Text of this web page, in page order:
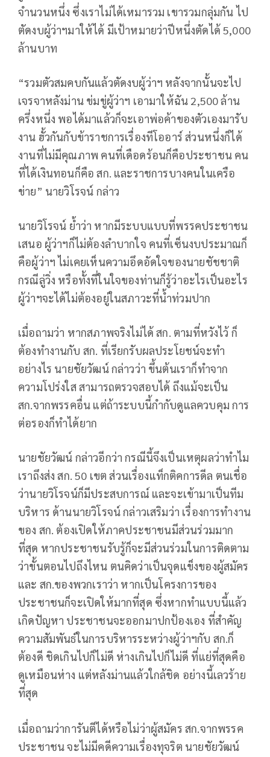
จำนวนหนึ่ง ซึ่งเราไม่ได้เหมารวม เขารวมกลุ่มกัน ไป
ตัดงบผู้ว่าฯมาให้ได้ มีเป้าหมายว่าปีหนึ่งตัดได้ 5,000
ล้านบาท
“รวมตัวสมคบกันแล้วตัดงบผู้ว่าฯ หลังจากนั้นจะไป
เจรจาหลังม่าน ข่มขู่ผู้ว่าฯ เอามาให้ฉัน 2,500 ล้าน
ครึ่งหนึ่ง พอได้มาแล้วก็จะเอาพ่อค้าของตัวเองมารับ
งาน ฮั้วกันกับข้าราชการเรื่องทีโออาร์ ส่วนหนึ่งก็ได้
งานที่ไม่มีคุณภาพ คนที่เดือดร้อนก็คือประชาชน คน
ที่ได้เงินทอนก็คือ สก. และราชการบางคนในเครือ
ข่าย” นายวิโรจน์ กล่าว
นายวิโรจน์ ย้ำว่า หากมีระบบแบบที่พรรคประชาชน
เสนอ ผู้ว่าฯก็ไม่ต้องลำบากใจ คนที่เซ็นงบประมาณก็
คือผู้ว่าฯ ไม่เคยเห็นความอึดอัดใจของนายชัชชาติ
กรณีลู่วิ่ง หรือทั้งที่ในใจของท่านก็รู้ว่าอะไรเป็นอะไร
ผู้ว่าฯจะได้ไม่ต้องอยู่ในสภาวะที่น้ำท่วมปาก
เมื่อถามว่า หากสภาพจริงไม่ได้ สก. ตามที่หวังไว้ ก็
ต้องทำงานกับ สก. ที่เรียกรับผลประโยชน์จะทำ
อย่างไร นายชัยวัฒน์ กล่าวว่า ขึ้นต้นเราก็ทำจาก
ความโปร่งใส สามารถตรวจสอบได้ ถึงแม้จะเป็น
สก.จากพรรคอื่น แต่ถ้าระบบนี้กำกับดูแลควบคุม การ
ต่อรองก็ทำได้ยาก
นายชัยวัฒน์ กล่าวอีกว่า กรณีนี้จึงเป็นเหตุผลว่าทำไม
เราถึงส่ง สก. 50 เขต ส่วนเรื่องแท็กติคการดีล ตนเชื่อ
ว่านายวิโรจน์ก็มีประสบการณ์ และจะเข้ามาเป็นทีม
บริหาร ด้านนายวิโรจน์ กล่าวเสริมว่า เรื่องการทำงาน
ของ สก. ต้องเปิดให้ภาคประชาชนมีส่วนร่วมมาก
ที่สุด หากประชาชนรับรู้ก็จะมีส่วนร่วมในการติดตาม
ว่าขั้นตอนไปถึงไหน ตนคิดว่าเป็นจุดแข็งของผู้สมัคร
และ สก.ของพวกเราว่า หากเป็นโครงการของ
ประชาชนก็จะเปิดให้มากที่สุด ซึ่งหากทำแบบนี้แล้ว
เกิดปัญหา ประชาชนจะออกมาปกป้องเอง ที่สำคัญ
ความสัมพันธ์ในการบริหารระหว่างผู้ว่าฯกับ สก.ก็
ต้องดี ชิดเกินไปก็ไม่ดี ห่างเกินไปก็ไม่ดี ที่แย่ที่สุดคือ
ดูเหมือนห่าง แต่หลังม่านแล้วใกล้ชิด อย่างนี้เลวร้าย
ที่สุด
เมื่อถามว่าการันตีได้หรือไม่ว่าผู้สมัคร สก.จากพรรค
ประชาชน จะไม่มีคดีความเรื่องทุจริต นายชัยวัฒน์